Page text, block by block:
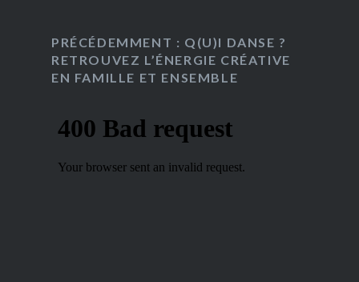
PRÉCÉDEMMENT : Q(U)I DANSE ?
RETROUVEZ L’ÉNERGIE CRÉATIVE
EN FAMILLE ET ENSEMBLE